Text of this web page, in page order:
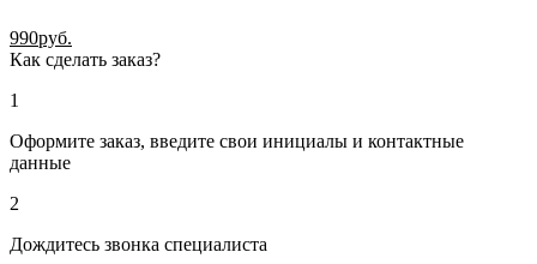
990руб.
Как сделать заказ?
1
Оформите заказ, введите свои инициалы и контактные
данные
2
Дождитесь звонка специалиста